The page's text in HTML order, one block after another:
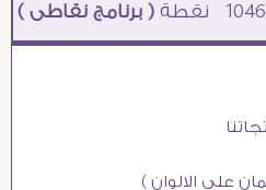
نقطة( برنامج نقاطى )à خصم 5% للعملاء الجدد à شحن مجانى عند الشراء ب 4000 جنيه à